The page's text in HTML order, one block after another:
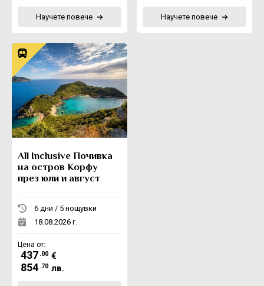
Научете повече Научете повече
All Inclusive Почивка
на остров Корфу
през юли и август
6 дни / 5 нощувки
18.08.2026 г.
Цена от:
437 .00 €
854 .70 лв.